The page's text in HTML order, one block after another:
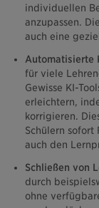
individuellen
anzupassen.
auch eine
Automatisierte
für viele
Gewisse KI-
erleichtern,
korrigieren.
Schülern sofort
auch den
Schließen von
durch
ohne